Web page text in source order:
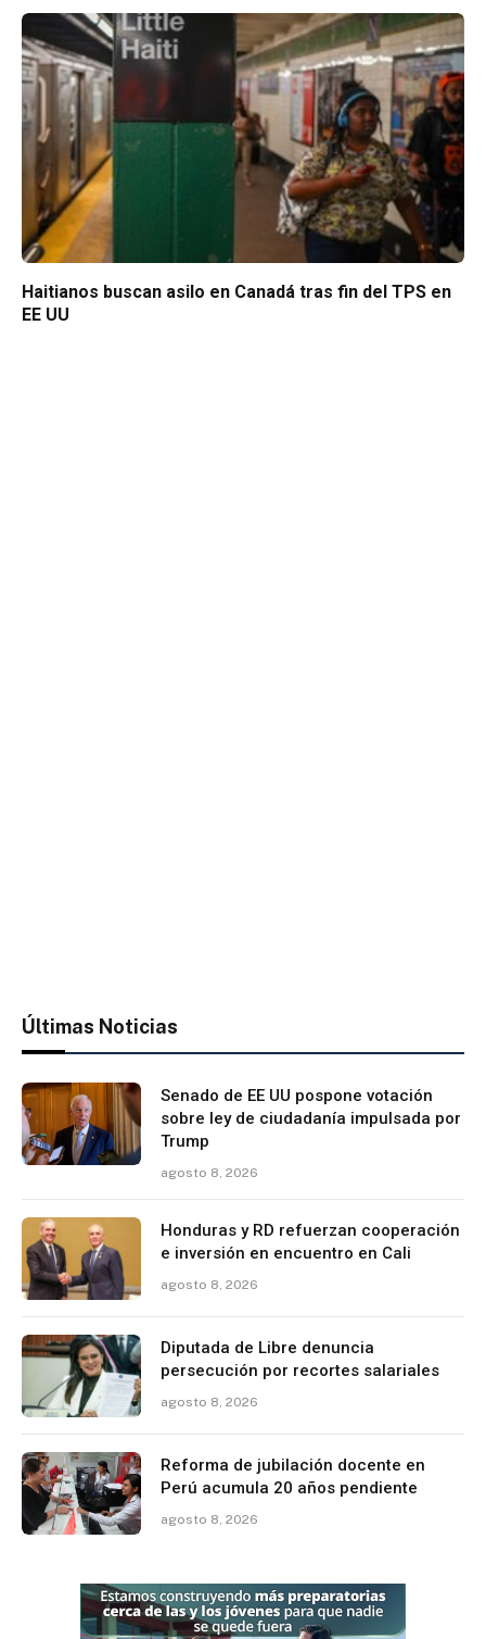
Haitianos buscan asilo en Canadá tras fin del TPS en
EE UU
Últimas Noticias
Senado de EE UU pospone votación
sobre ley de ciudadanía impulsada por
Trump
agosto 8, 2026
Honduras y RD refuerzan cooperación
e inversión en encuentro en Cali
agosto 8, 2026
Diputada de Libre denuncia
persecución por recortes salariales
agosto 8, 2026
Reforma de jubilación docente en
Perú acumula 20 años pendiente
agosto 8, 2026